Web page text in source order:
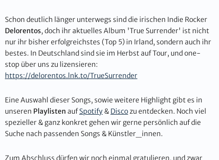
Schon deutlich länger unterwegs sind die irischen Indie Rocker
Delorentos, doch ihr aktuelles Album 'True Surrender' ist nicht
nur ihr bisher erfolgreichstes (Top 5) in Irland, sondern auch ihr
bestes. In Deutschland sind sie im Herbst auf Tour, und one-
stop über uns zu lizensieren:
https://delorentos.lnk.to/TrueSurrender
Eine Auswahl dieser Songs, sowie weitere Highlight gibt es in
unseren Playlisten aufSpotify & Discozu entdecken. Noch viel
spezieller & ganz konkret gehen wir gerne persönlich auf die
Suche nach passenden Songs & Künstler_innen.
Zum Abschluss dürfen wir noch einmal gratulieren, und zwar